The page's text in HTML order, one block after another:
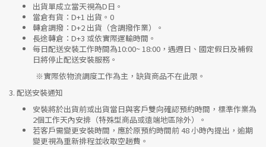
出貨單成立當天視為D日。
當倉有貨： D+1 出貨。0
轉倉調撥： D+2 出貨（含調撥作業）。
長途轉倉： D+3 或依實際運輸時間。
每日配送安裝工作時間為10:00~ 18:00，遇週日、國定假日及補假
日將停止配送安裝服務。
※實際依物流調度工作為主，缺貨商品不在此限。
3. 配送安裝通知
安裝將於出貨前或出貨當日與客戶雙向確認預約時間，標準作業為
2個工作天內安排（特殊型商品或遠端地區除外）。
若客戶需變更安裝時間，應於原預約時間前 48 小時內提出，逾期
變更視為重新排程並收取空趟費。